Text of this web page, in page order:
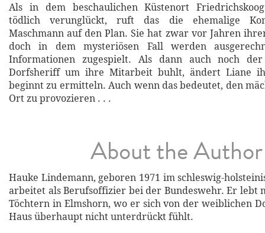
Als in dem beschaulichen Küstenort
tödlich verunglückt, ruft das die ehemalige
Maschmann auf den Plan. Sie hat zwar vor Jahren
doch in dem mysteriösen Fall werden
Informationen zugespielt. Als dann auch noch
Dorfsheriff um ihre Mitarbeit buhlt, ändert Liane
beginnt zu ermitteln. Auch wenn das bedeutet, den
Ort zu provozieren . . .
About the Author
Hauke Lindemann, geboren 1971 im schleswig-
arbeitet als Berufsoffizier bei der Bundeswehr. Er lebt
Töchtern in Elmshorn, wo er sich von der weiblichen
Haus überhaupt nicht unterdrückt fühlt.